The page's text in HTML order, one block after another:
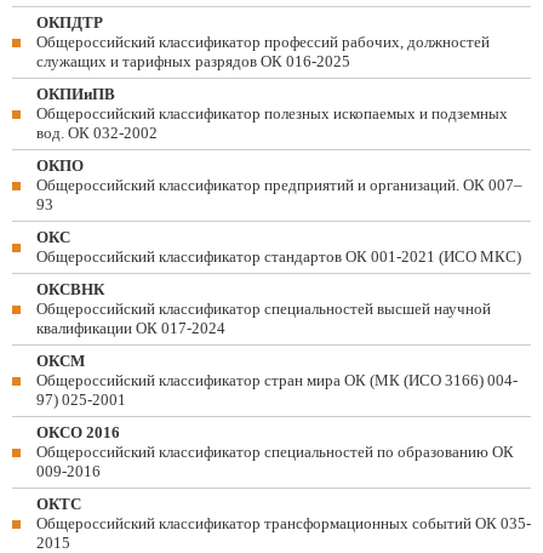
ОКПДТР
Общероссийский классификатор профессий рабочих, должностей
служащих и тарифных разрядов ОК 016-2025
ОКПИиПВ
Общероссийский классификатор полезных ископаемых и подземных
вод. ОК 032-2002
ОКПО
Общероссийский классификатор предприятий и организаций. ОК 007–
93
ОКС
Общероссийский классификатор стандартов ОК 001-2021 (ИСО МКС)
ОКСВНК
Общероссийский классификатор специальностей высшей научной
квалификации ОК 017-2024
ОКСМ
Общероссийский классификатор стран мира ОК (МК (ИСО 3166) 004-
97) 025-2001
ОКСО 2016
Общероссийский классификатор специальностей по образованию ОК
009-2016
ОКТС
Общероссийский классификатор трансформационных событий ОК 035-
2015